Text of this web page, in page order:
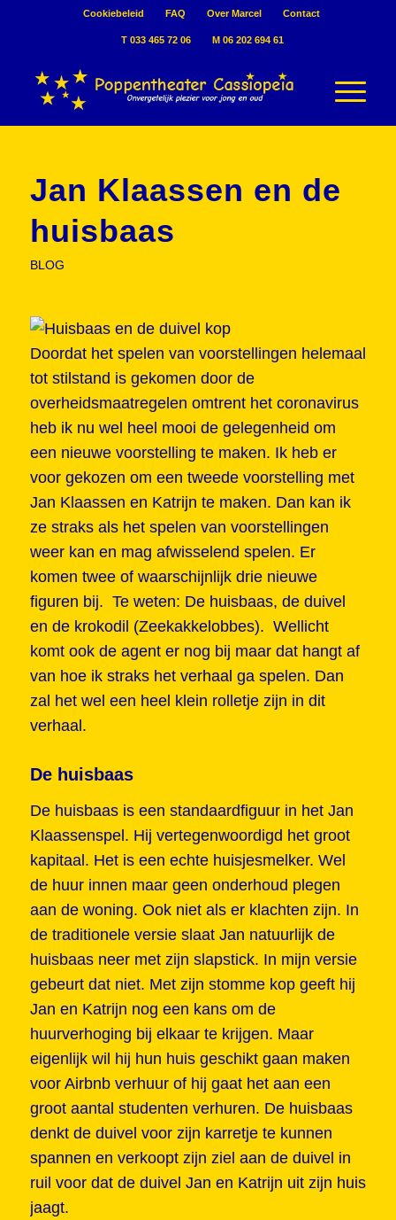
Cookiebeleid FAQ Over Marcel Contact
T 033 465 72 06 M 06 202 694 61
Jan Klaassen en de
huisbaas
BLOG
Doordat het spelen van voorstellingen helemaal
tot stilstand is gekomen door de
overheidsmaatregelen omtrent het coronavirus
heb ik nu wel heel mooi de gelegenheid om
een nieuwe voorstelling te maken. Ik heb er
voor gekozen om een tweede voorstelling met
Jan Klaassen en Katrijn te maken. Dan kan ik
ze straks als het spelen van voorstellingen
weer kan en mag afwisselend spelen. Er
komen twee of waarschijnlijk drie nieuwe
figuren bij. Te weten: De huisbaas, de duivel
en de krokodil (Zeekakkelobbes). Wellicht
komt ook de agent er nog bij maar dat hangt af
van hoe ik straks het verhaal ga spelen. Dan
zal het wel een heel klein rolletje zijn in dit
verhaal.
De huisbaas
De huisbaas is een standaardfiguur in het Jan
Klaassenspel. Hij vertegenwoordigd het groot
kapitaal. Het is een echte huisjesmelker. Wel
de huur innen maar geen onderhoud plegen
aan de woning. Ook niet als er klachten zijn. In
de traditionele versie slaat Jan natuurlijk de
huisbaas neer met zijn slapstick. In mijn versie
gebeurt dat niet. Met zijn stomme kop geeft hij
Jan en Katrijn nog een kans om de
huurverhoging bij elkaar te krijgen. Maar
eigenlijk wil hij hun huis geschikt gaan maken
voor Airbnb verhuur of hij gaat het aan een
groot aantal studenten verhuren. De huisbaas
denkt de duivel voor zijn karretje te kunnen
spannen en verkoopt zijn ziel aan de duivel in
ruil voor dat de duivel Jan en Katrijn uit zijn huis
jaagt.